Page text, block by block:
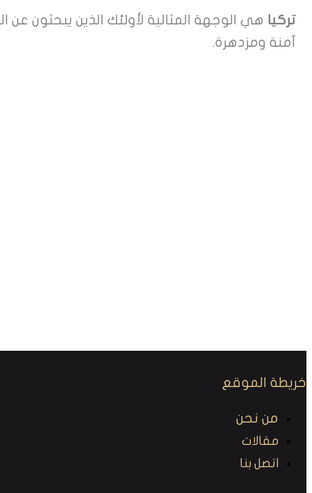
تركيا هي الوجهة المثالية لأولئك الذين يبحثون عن
آمنة ومزدهرة.
خريطة الموقع
من نحن
مقالات
اتصل بنا